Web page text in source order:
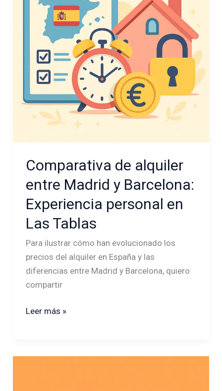
Comparativa de alquiler
entre Madrid y Barcelona:
Experiencia personal en
Las Tablas
Para ilustrar cómo han evolucionado los
precios del alquiler en España y las
diferencias entre Madrid y Barcelona, quiero
compartir
Madrid
Barcelona:
Experiencia
personal
Las
Tablas
Leer más »